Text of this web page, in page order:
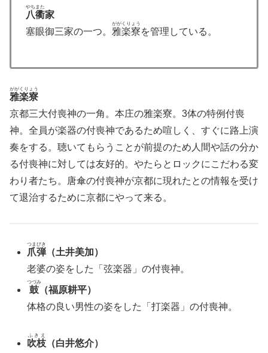
八衢
やちまた
家
塞眼御三家の一つ。 雅楽寮
ががくりょう
を管理している。
雅楽寮
ががくりょう
京都三大付喪神の一角。本庄の雅楽寮。3体の特例付喪
神。全員が楽器の付喪神であるため喧しく、すぐに路上演
奏をする。聴いてもらうことが前提のため人間や話の分か
る付喪神に対しては友好的。やたらとロックにこだわる変
わり者たち。唐傘の付喪神が京都に現れたとの情報を受け
て退治するために京都にやって来る。
爪弾
つまびき
（土井美加）
老婆の姿をした「弦楽器」の付喪神。
鼓
つづみ
（福原耕平）
体格の良い男性の姿をした「打楽器」の付喪神。
吹枝
ふきえ
（白井悠介）